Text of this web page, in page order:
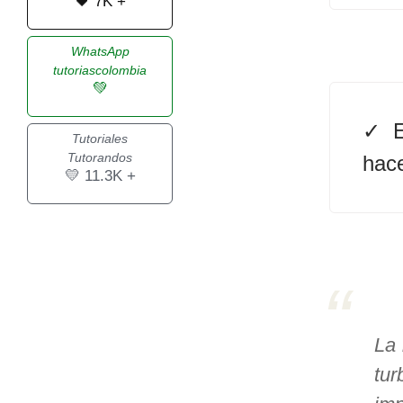
>> Ingresar YA a este tutorial
Estructuras de Datos I
[Ingresar]
Ver/Ocultar temario
Algoritmos eficientes Ξ
La
WhatsApp
tutoriascolombia
💚
Tutoriales
Tutorandos
💛 11.3K +